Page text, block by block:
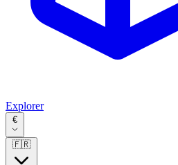
Explorer
€
🇫🇷